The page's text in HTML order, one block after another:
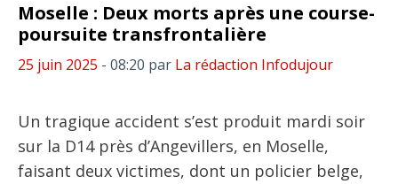
Moselle : Deux morts après une course-
poursuite transfrontalière
25 juin 2025 - 08:20 par La rédaction Infodujour
Un tragique accident s’est produit mardi soir
sur la D14 près d’Angevillers, en Moselle,
faisant deux victimes, dont un policier belge,